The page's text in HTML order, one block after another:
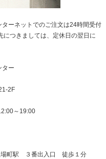
ーネットでのご注文は24時間受付
につきましては、定休日の翌日に
ター
2F
～19:00
町駅 ３番出入口 徒歩１分